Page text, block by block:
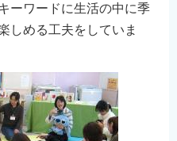
ーワードに生活の中に季
しめる工夫をしていま